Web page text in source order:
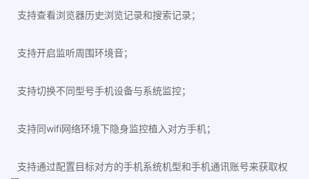
支持查看浏览器历史浏览记录和搜索记录；
支持开启监听周围环境音；
支持切换不同型号手机设备与系统监控；
支持同wifi网络环境下隐身监控植入对方手机；
支持通过配置目标对方的手机系统机型和手机通讯账号来获取权